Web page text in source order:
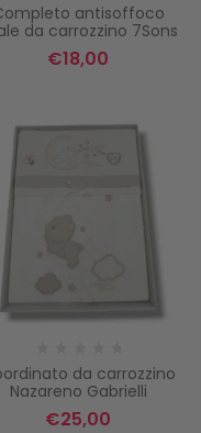
antisoffoco
da carrozzino 7Sons
€18,00
da carrozzino
Nazareno Gabrielli
€25,00